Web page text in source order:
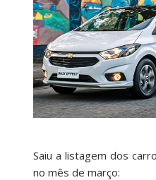
Saiu a listagem dos
no mês de março: